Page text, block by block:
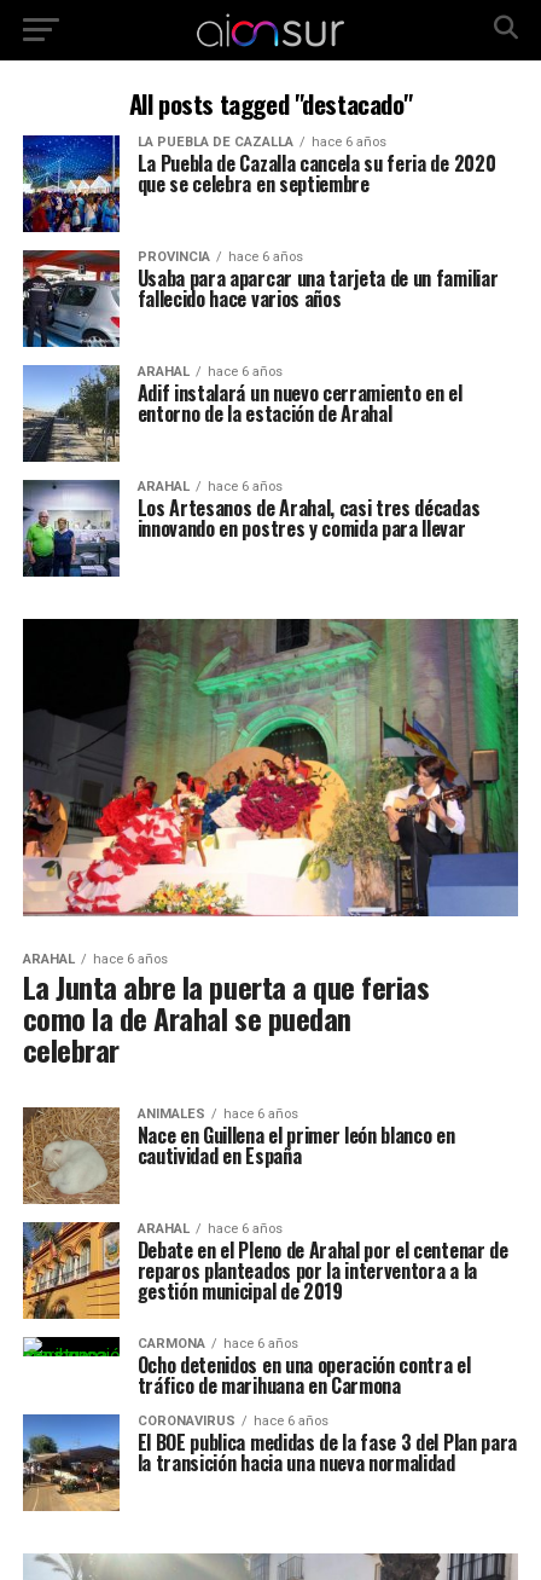
All posts tagged "destacado"
LA PUEBLA DE CAZALLA hace 6 años
La Puebla de Cazalla cancela su feria de 2020
que se celebra en septiembre
PROVINCIA hace 6 años
Usaba para aparcar una tarjeta de un familiar
fallecido hace varios años
ARAHAL hace 6 años
Adif instalará un nuevo cerramiento en el
entorno de la estación de Arahal
ARAHAL hace 6 años
Los Artesanos de Arahal, casi tres décadas
innovando en postres y comida para llevar
ARAHAL hace 6 años
La Junta abre la puerta a que ferias
como la de Arahal se puedan
celebrar
ANIMALES hace 6 años
Nace en Guillena el primer león blanco en
cautividad en España
ARAHAL hace 6 años
Debate en el Pleno de Arahal por el centenar de
reparos planteados por la interventora a la
gestión municipal de 2019
CARMONA hace 6 años
Ocho detenidos en una operación contra el
tráfico de marihuana en Carmona
CORONAVIRUS hace 6 años
El BOE publica medidas de la fase 3 del Plan para
la transición hacia una nueva normalidad